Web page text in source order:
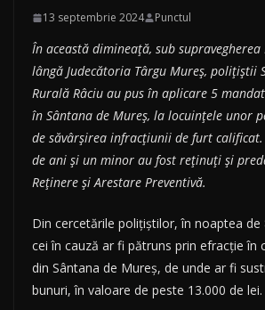
13 septembrie 2024 Punctul
În această dimineață, sub
lângă Judecătoria Târgu Mureș, polițiștii
Rurală Râciu au pus în aplicare 5
în Sântana de Mureș, la locuințele unor
de săvârșirea infracțiunii de furt
de ani și un minor au fost reținuți și
Reținere și Arestare Preventivă.
Din cercetările polițiștilor, în noaptea
cei în cauză ar fi pătruns prin efracție în
din Sântana de Mureș, de unde ar fi
bunuri, în valoare de peste 13.000 de lei.